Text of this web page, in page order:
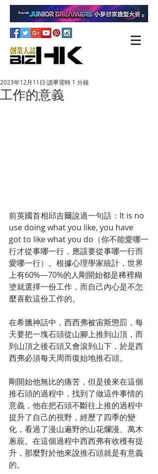
工作的意義
2023年12月11日 讀畢需時 1 分鐘
前英國首相邱吉爾說過一句話：It is no
use doing what you like, you have
got to like what you do（你不能愛哪一
行才從事哪一行，應該要從事哪一行而
愛哪一行）。根據心理學家統計，世界
上有60%—70%的人剛開始都是稀裡糊
塗就選擇一份工作，而自己內心是不怎
麼喜歡這份工作的。
在希臘神話中，西西弗被宙斯懲罰，每
天要把一塊石頭從山腳上推到山頂，而
到山頂之後石頭又會滾到山下，於是西
西弗必須每天周而復始地推石頭。
剛開始他無比的痛苦，但是後來在這個
推石頭的過程中，找到了做這件事情的
意義，他在把石頭不斷往上推的過程中
提升了自己的視野，經歷了四季的變
化，看過了漫山遍野的山花爛漫、萬木
蔥蘢。在這個過程中西西弗有收穫有提
升，那麼對於他來說推石頭就是有意義
的。